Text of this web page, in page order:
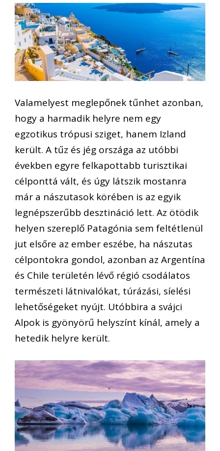
Valamelyest meglepőnek tűnhet azonban,
hogy a harmadik helyre nem egy
egzotikus trópusi sziget, hanem Izland
került. A tűz és jég országa az utóbbi
években egyre felkapottabb turisztikai
célponttá vált, és úgy látszik mostanra
már a nászutasok körében is az egyik
legnépszerűbb desztináció lett. Az ötödik
helyen szereplő Patagónia sem feltétlenül
jut elsőre az ember eszébe, ha nászutas
célpontokra gondol, azonban az Argentína
és Chile területén lévő régió csodálatos
természeti látnivalókat, túrázási, síelési
lehetőségeket nyújt. Utóbbira a svájci
Alpok is gyönyörű helyszínt kínál, amely a
hetedik helyre került.